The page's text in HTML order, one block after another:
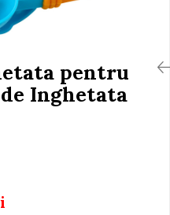
pentru
Inghetata